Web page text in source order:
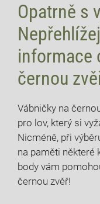
Opatrně s
informace
černou
Vábničky na
pro lov, který si
Nicméně, při
na paměti
body vám
černou zvěř!